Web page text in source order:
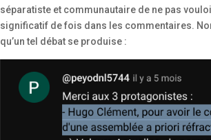
séparatiste et communautaire de ne pas
significatif de fois dans les commentaires.
qu’un tel débat se produise :